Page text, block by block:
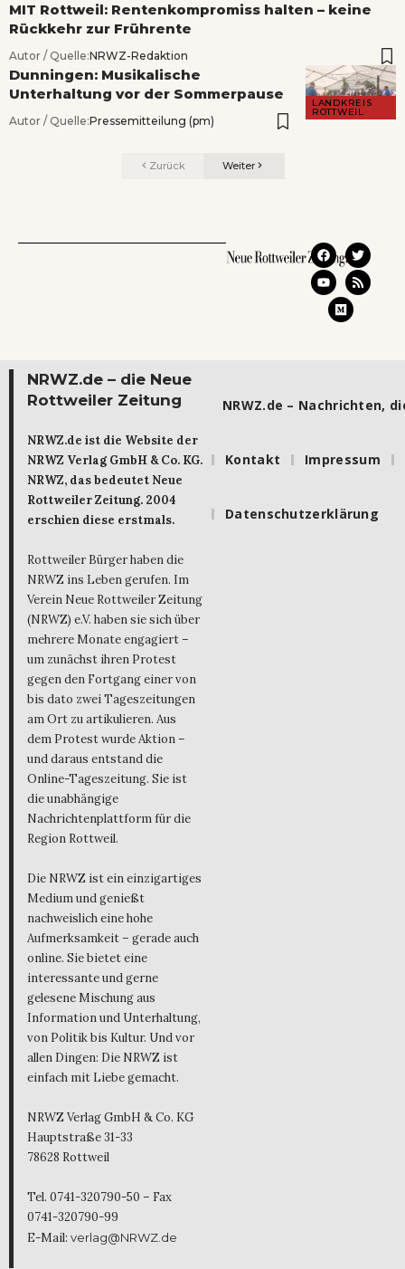
MIT Rottweil: Rentenkompromiss halten – keine
Rückkehr zur Frührente
Autor / Quelle:NRWZ-Redaktion
LANDKREIS
ROTTWEIL
Dunningen: Musikalische
Unterhaltung vor der Sommerpause
Autor / Quelle:Pressemitteilung (pm)
Zurück Weiter
NRWZ.de – die Neue
Rottweiler Zeitung
NRWZ.de ist die Website der
NRWZ Verlag GmbH & Co. KG.
NRWZ, das bedeutet Neue
Rottweiler Zeitung. 2004
erschien diese erstmals.
Rottweiler Bürger haben die
NRWZ ins Leben gerufen. Im
Verein Neue Rottweiler Zeitung
(NRWZ) e.V. haben sie sich über
mehrere Monate engagiert –
um zunächst ihren Protest
gegen den Fortgang einer von
bis dato zwei Tageszeitungen
am Ort zu artikulieren. Aus
dem Protest wurde Aktion –
und daraus entstand die
Online-Tageszeitung. Sie ist
die unabhängige
Nachrichtenplattform für die
Region Rottweil.
Die NRWZ ist ein einzigartiges
Medium und genießt
nachweislich eine hohe
Aufmerksamkeit – gerade auch
online. Sie bietet eine
interessante und gerne
gelesene Mischung aus
Information und Unterhaltung,
von Politik bis Kultur. Und vor
allen Dingen: Die NRWZ ist
einfach mit Liebe gemacht.
NRWZ Verlag GmbH & Co. KG
Hauptstraße 31-33
78628 Rottweil
Tel. 0741-320790-50 – Fax
0741-320790-99
E-Mail: verlag@NRWZ.de
NRWZ.de – Nachrichten,
Kontakt Impressum
Datenschutzerklärung